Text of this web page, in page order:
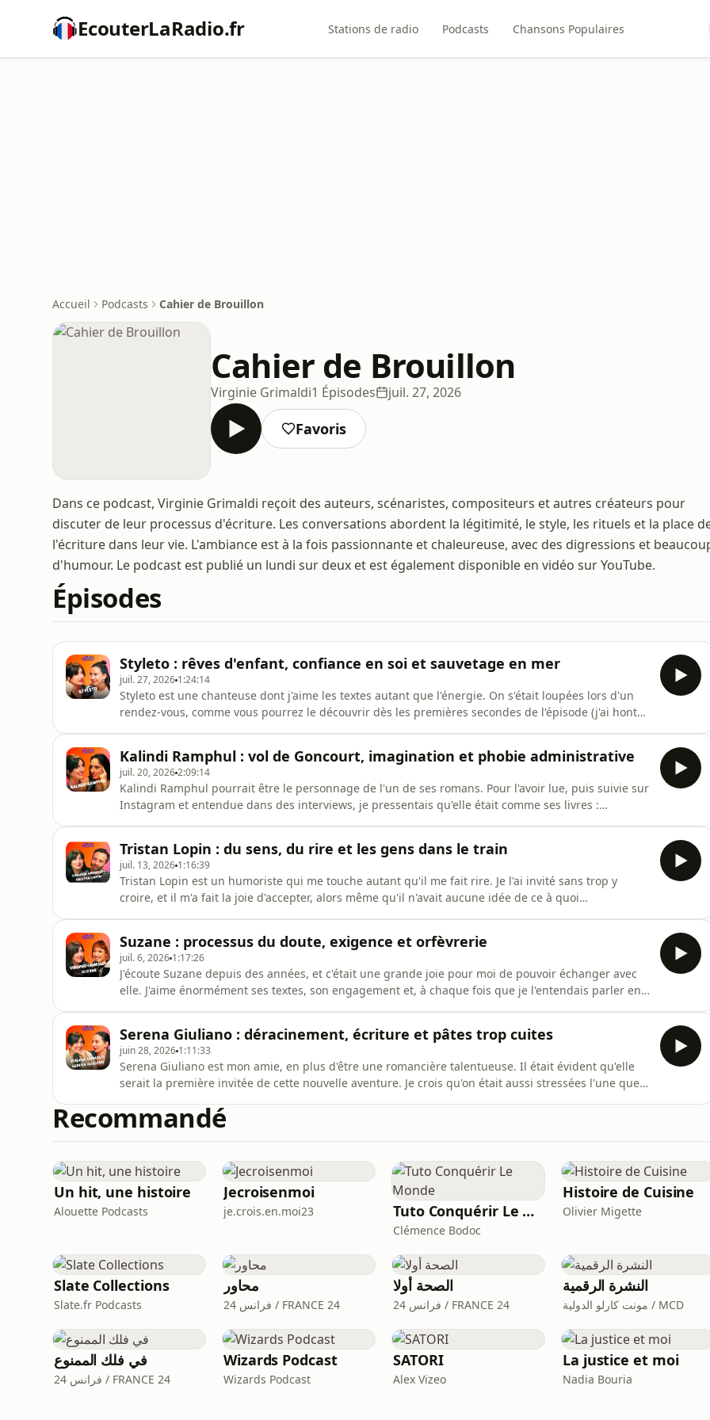
EcouterLaRadio.fr Stations de radio Podcasts Chansons Populaires
Accueil Podcasts Cahier de Brouillon
Cahier de Brouillon
Virginie Grimaldi1 Épisodes juil. 27, 2026
Favoris
Dans ce podcast, Virginie Grimaldi reçoit des auteurs, scénaristes, compositeurs et autres créateurs pour
discuter de leur processus d'écriture. Les conversations abordent la légitimité, le style, les rituels et la place
l'écriture dans leur vie. L'ambiance est à la fois passionnante et chaleureuse, avec des digressions et
d'humour. Le podcast est publié un lundi sur deux et est également disponible en vidéo sur YouTube.
Épisodes
Styleto : rêves d'enfant, confiance en soi et sauvetage en mer
juil. 27, 2026 1:24:14
Styleto est une chanteuse dont j'aime les textes autant que l'énergie. On s'était loupées lors d'un
rendez-vous, comme vous pourrez le découvrir dès les premières secondes de l'épisode (j'ai honte),
soi, o
Kalindi Ramphul : vol de Goncourt, imagination et phobie administrative
juil. 20, 20262:09:14
Kalindi Ramphul pourrait être le personnage de l'un de ses romans. Pour l'avoir lue, puis suivie sur
Instagram et entendue dans des interviews, je pressentais qu'elle était comme ses livres :
procrastinat
Tristan Lopin : du sens, du rire et les gens dans le train
juil. 13, 2026 1:16:39
Tristan Lopin est un humoriste qui me touche autant qu'il me fait rire. Je l'ai invité sans trop y
croire, et il m'a fait la joie d'accepter, alors même qu'il n'avait aucune idée de ce à quoi
construction d'un spectac
Suzane : processus du doute, exigence et orfèvrerie
juil. 6, 2026 1:17:26
J'écoute Suzane depuis des années, et c'était une grande joie pour moi de pouvoir échanger avec
elle. J'aime énormément ses textes, son engagement et, à chaque fois que je l'entendais parler en
force et d
Serena Giuliano : déracinement, écriture et pâtes trop cuites
juin 28, 2026 1:11:33
Serena Giuliano est mon amie, en plus d'être une romancière talentueuse. Il était évident qu'elle
serait la première invitée de cette nouvelle aventure. Je crois qu'on était aussi stressées l'une que
la langue, de son besoin d'écrire pour vivre mille vies, de son sentiment d'illégitimité, de la man
Recommandé
Un hit, une histoire
Alouette Podcasts
Jecroisenmoi
je.crois.en.moi23 Tuto Conquérir Le Monde
Clémence Bodoc
Histoire de Cuisine
Olivier Migette
Slate Collections
Slate.fr Podcasts
محاور
فرانس 24 / FRANCE 24
الصحة أولا
فرانس 24 / FRANCE 24
النشرة الرقمية
مونت كارلو الدولية / MCD
في فلك الممنوع
فرانس 24 / FRANCE 24
Wizards Podcast
Wizards Podcast
SATORI
Alex Vizeo
La justice et moi
Nadia Bouria